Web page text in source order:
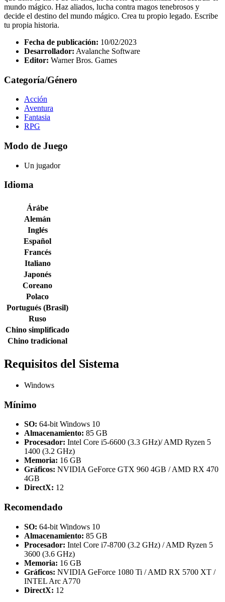
mundo mágico. Haz aliados, lucha contra magos tenebrosos y
decide el destino del mundo mágico. Crea tu propio legado. Escribe
tu propia historia.
Fecha de publicación: 10/02/2023
Desarrollador: Avalanche Software
Editor: Warner Bros. Games
Categoría/Género
Acción
Aventura
Fantasia
RPG
Modo de Juego
Un jugador
Idioma
Árábe
Alemán
Inglés
Español
Francés
Italiano
Japonés
Coreano
Polaco
Portugués (Brasil)
Ruso
Chino simplificado
Chino tradicional
Requisitos del Sistema
Windows
Mínimo
SO: 64-bit Windows 10
Almacenamiento: 85 GB
Procesador: Intel Core i5-6600 (3.3 GHz)/ AMD Ryzen 5
1400 (3.2 GHz)
Memoria: 16 GB
Gráficos: NVIDIA GeForce GTX 960 4GB / AMD RX 470
4GB
DirectX: 12
Recomendado
SO: 64-bit Windows 10
Almacenamiento: 85 GB
Procesador: Intel Core i7-8700 (3.2 GHz) / AMD Ryzen 5
3600 (3.6 GHz)
Memoria: 16 GB
Gráficos: NVIDIA GeForce 1080 Ti / AMD RX 5700 XT /
INTEL Arc A770
DirectX: 12